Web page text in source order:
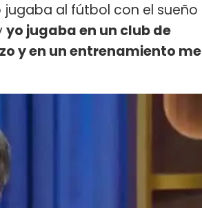
al fútbol con el sueño
yo jugaba en un club de
y en un entrenamiento me